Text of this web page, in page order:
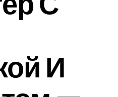
И